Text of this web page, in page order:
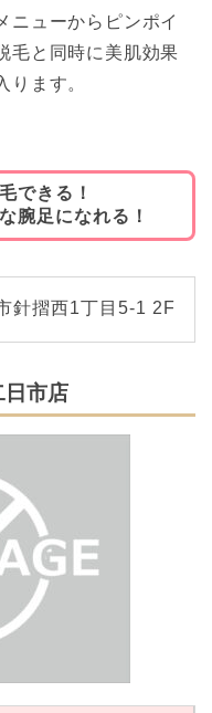
ニューからピンポイ
毛と同時に美肌効果
ります。
できる！
腕足になれる！
針摺西1丁目5-1 2F
市店